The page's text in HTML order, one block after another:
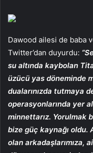
Dawood ailesi de baba
Twitter’dan duyurdu:
su altında kaybolan
üzücü yas döneminde
dualarınızda tutmaya
operasyonlarında yer
minnettarız. Yorulmak
bize güç kaynağı oldu.
olan arkadaşlarımıza,